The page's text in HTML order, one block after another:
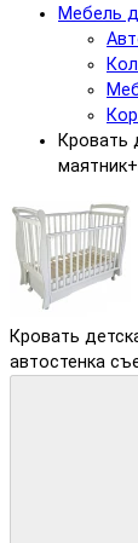
Мебель
Кровать
Кровать
автостенка